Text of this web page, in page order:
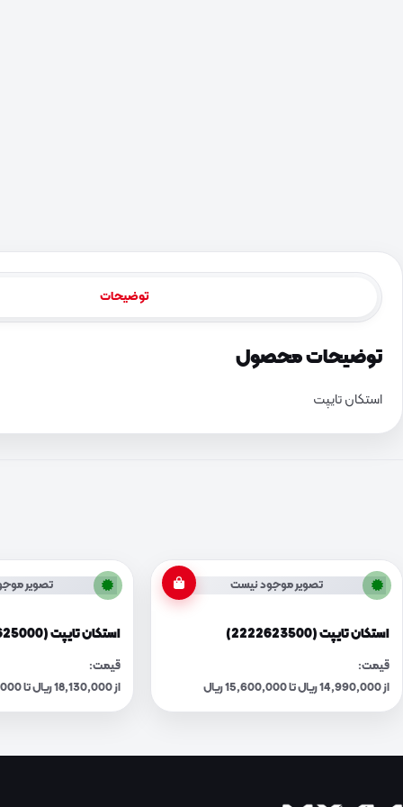
توضیحات
توضیحات محصول
استکان تایپت
تصویر موجود نیست
استکان تایپت (2222623500)
قیمت:
از 14,990,000 ریال تا 15,600,000 ریال
تصویر
استکان تایپت (2222625000)
قیمت:
از 18,130,000 ریال تا 18,870,000 ریال